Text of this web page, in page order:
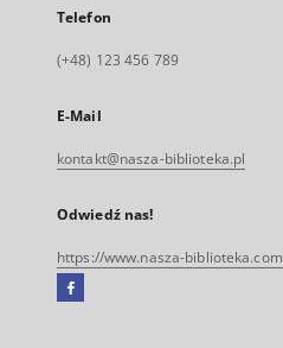
Telefon
(+48) 123 456 789
E-Mail
kontakt@nasza-biblioteka.pl
Odwiedź nas!
https://www.nasza-biblioteka.com
Facebook